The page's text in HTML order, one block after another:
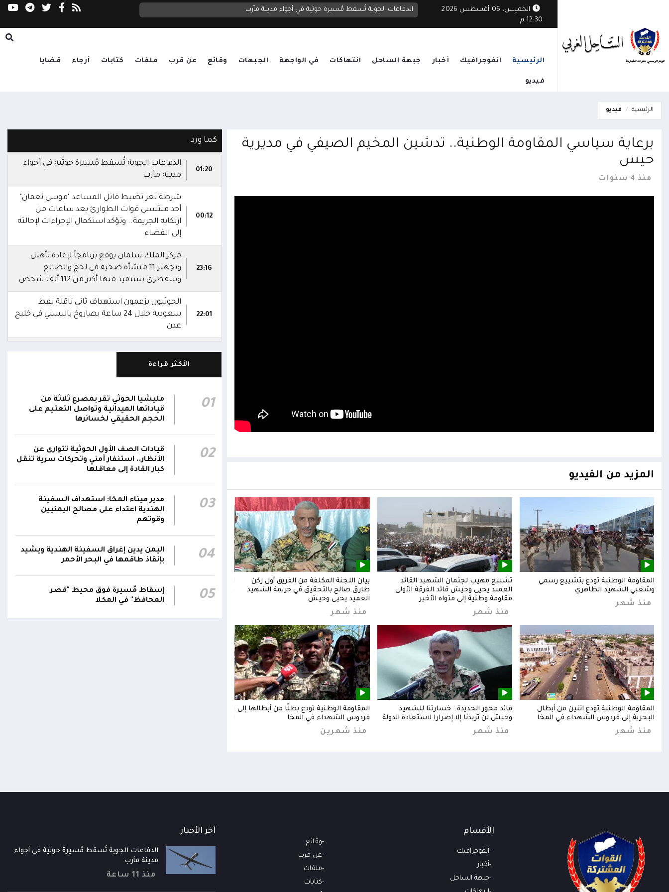
الخميس، 06 أغسطس 2026
12:30 م
الوطني يدين هجمات الحوثيين: أمن البحر الأحمر يبدأ بإنهاء الانقلاب واستعادة الدولة الدفاعات الجوية تُسقط مُسيرة حوثية في أجواء مدينة مأرب رباعية إقليمية تؤكد دعم الحلول الدبلوماسية
الرئيسية انفوجرافيك أخبار جبهة الساحل انتهاكات في الواجهة الجبهات وقائع عن قرب ملفات كتابات أرجاء قضايا
فيديو
الرئيسية فيديو
برعاية سياسي المقاومة الوطنية.. تدشين المخيم الصيفي في مديرية
حيس
منذ 4 سنوات
المزيد من الفيديو
المقاومة الوطنية تودع بتشييع رسمي
وشعبي الشهيد الظاهري
منذ شهر
تشييع مهيب لجثمان الشهيد القائد
العميد يحيى وحيش قائد الفرقة الأولى
مقاومة وطنية إلى مثواه الأخير
منذ شهر
بيان اللجنة المكلفة من الفريق أول ركن
طارق صالح بالتحقيق في جريمة الشهيد
العميد يحيى وحيش
منذ شهر
المقاومة الوطنية تودع اثنين من أبطال
البحرية إلى فردوس الشهداء في المخا
منذ شهر
قائد محور الحديدة : خسارتنا للشهيد
وحيش لن تزيدنا إلا إصرارا لاستعادة الدولة
منذ شهر
المقاومة الوطنية تودع بطلًا من أبطالها إلى
فردوس الشهداء في المخا
منذ شهرين
وشعبي الشهيد الظاهري
العميد يحيى وحيش قائد
كما ورد
01:20
الدفاعات الجوية تُسقط مُسيرة حوثية في أجواء
مدينة مأرب
00:12
شرطة تعز تضبط قاتل المساعد "موسى نعمان"
أحد منتسبي قوات الطوارئ بعد ساعات من
ارتكابه الجريمة.. وتؤكد استكمال الإجراءات لإحالته
إلى القضاء
23:16
مركز الملك سلمان يوقع برنامجاً لإعادة تأهيل
وتجهيز 11 منشأة صحية في لحج والضالع
وسقطرى يستفيد منها أكثر من 112 ألف شخص
22:01
الحوثيون يزعمون استهداف ثاني ناقلة نفط
سعودية خلال 24 ساعة بصاروخ باليستي في خليج
عدن
الانتهاء وإمدادات الغاز ستعود تدريجياً لتغطية
رئيس مجلس القيادة يُصدر قراراً بتعيين يحيى
محمد كزمان وكيلاً لقطاع الأمن الداخلي، وأحمد
سعد السقطري وكيلاً لقطاع الأمن الخارجي؛ في
رئيس مجلس القيادة يعين اللواء الركن طيار
عبدالعزيز سعيد المحيا قائداً للقوات الجوية
والدفاع الجوي.. ويُعين العميد ناشر منصور باجري
قرارات رئاسية بتعيين أحمد سعيد بن بريك وراشد
ناصر الجند مستشارين لرئيس مجلس القيادة
الرئاسي وترقيتهما إلى رتبة فريق
الأكثر قراءة
01
مليشيا الحوثي تقر بمصرع ثلاثة من
قياداتها الميدانية وتواصل التعتيم على
الحجم الحقيقي لخسائرها
02
قيادات الصف الأول الحوثية تتوارى عن
الأنظار.. استنفار أمني وتحركات سرية تنقل
كبار القادة إلى معاقلها
03
مدير ميناء المخا: استهداف السفينة
الهندية اعتداء على مصالح اليمنيين
وقوتهم
04
اليمن يدين إغراق السفينة الهندية ويشيد
بإنقاذ طاقمها في البحر الأحمر
05
إسقاط مُسيرة فوق محيط "قصر
المحافظ" في المكلا
الأقسام
انفوجرافيك
أخبار
جبهة الساحل
وقائع
عن قرب
ملفات
كتابات
آخر الأخبار
الدفاعات الجوية تُسقط مُسيرة حوثية في أجواء
مدينة مأرب
منذ 11 ساعة